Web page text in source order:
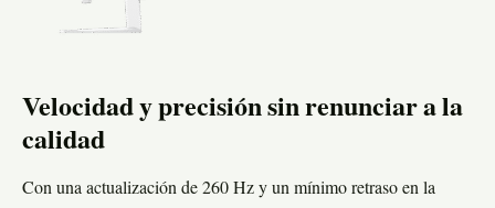
Velocidad y precisión sin renunciar a la
calidad
Con una actualización de 260 Hz y un mínimo retraso en la